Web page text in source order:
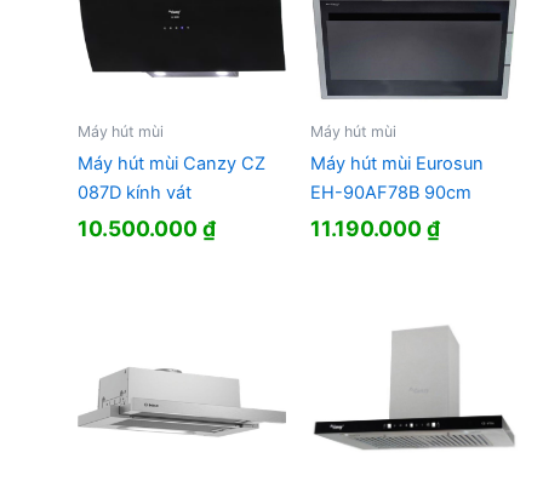
Máy hút mùi
Máy hút mùi Canzy CZ
087D kính vát
10.500.000₫
Máy hút mùi
Máy hút mùi Eurosun
EH-90AF78B 90cm
11.190.000₫